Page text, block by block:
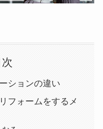
次
ションの違い
フォームをするメ